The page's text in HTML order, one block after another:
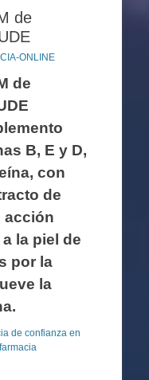
de
ONLINE
de
B, E y D,
con
de
acción
la piel de
por la
la
de confianza en